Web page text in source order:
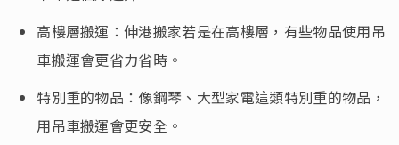
高樓層搬運：伸港搬家若是在高樓層，有些物品使用吊
車搬運會更省力省時。
特別重的物品：像鋼琴、大型家電這類特別重的物品，
用吊車搬運會更安全。